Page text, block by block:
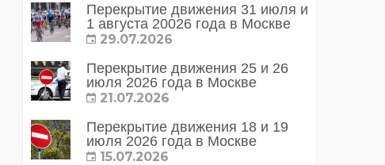
Перекрытие движения 31 июля и
1 августа 20026 года в Москве
29.07.2026
Перекрытие движения 25 и 26
июля 2026 года в Москве
21.07.2026
Перекрытие движения 18 и 19
июля 2026 года в Москве
15.07.2026